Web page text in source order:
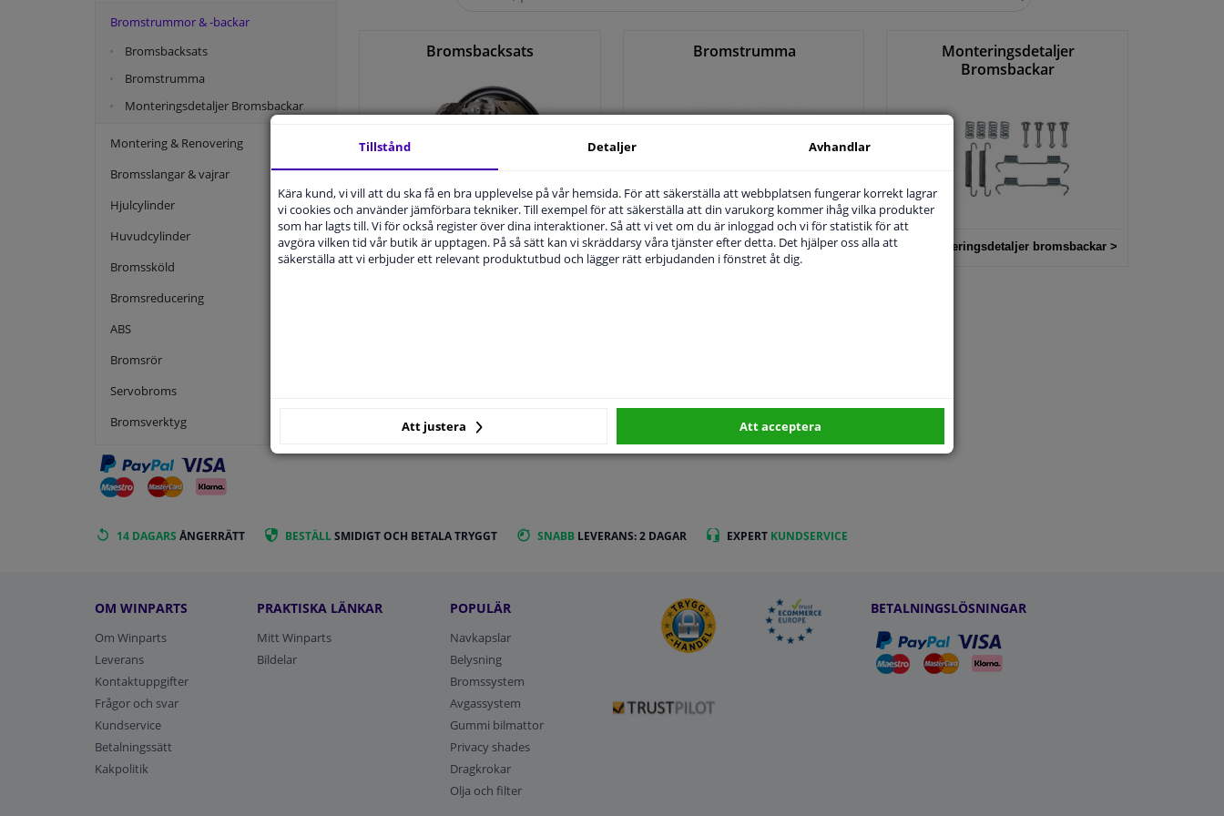
Bromstrummor & -backar
Bromsbacksats
Bromstrumma
Monteringsdetaljer Bromsbackar
Montering & Renovering
Bromsslangar & vajrar
Hjulcylinder
Huvudcylinder
Bromssköld
Bromsreducering
ABS
Bromsrör
Servobroms
Bromsverktyg
Bromsbacksats
Alla bromsbacksats >
Bromstrumma
Alla bromstrumma >
Monteringsdetaljer
Bromsbackar
Alla monteringsdetaljer bromsbackar >
14 DAGARS ÅNGERRÄTT BESTÄLLSMIDIGT OCH BETALA TRYGGT SNABB LEVERANS: 2 DAGAR EXPERT KUNDSERVICE
OM WINPARTS
Om Winparts
Leverans
Kontaktuppgifter
Frågor och svar
Kundservice
Betalningssätt
Kakpolitik
PRAKTISKA LÄNKAR
Mitt Winparts
Bildelar
POPULÄR
Navkapslar
Belysning
Bromssystem
Avgassystem
Gummi bilmattor
Privacy shades
Dragkrokar
Olja och filter
BETALNINGSLÖSNINGAR
Tillstånd Detaljer Avhandlar
Kära kund, vi vill att du ska få en bra upplevelse på vår hemsida. För att säkerställa att webbplatsen fungerar korrekt lagrar
vi cookies och använder jämförbara tekniker. Till exempel för att säkerställa att din varukorg kommer ihåg vilka produkter
som har lagts till. Vi för också register över dina interaktioner. Så att vi vet om du är inloggad och vi för statistik för att
avgöra vilken tid vår butik är upptagen. På så sätt kan vi skräddarsy våra tjänster efter detta. Det hjälper oss alla att
säkerställa att vi erbjuder ett relevant produktutbud och lägger rätt erbjudanden i fönstret åt dig.
Att justera Att acceptera